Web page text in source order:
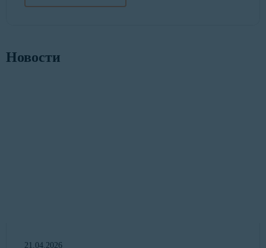
Новости
21.04.2026